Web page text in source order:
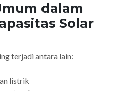
dalam
Solar
terjadi antara lain:
listrik